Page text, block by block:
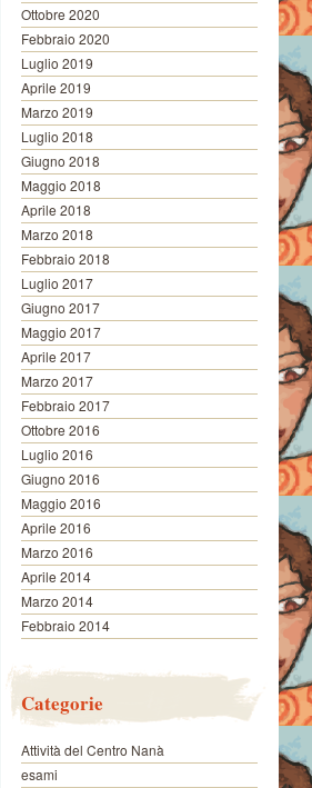
Ottobre 2020
Febbraio 2020
Luglio 2019
Aprile 2019
Marzo 2019
Luglio 2018
Giugno 2018
Maggio 2018
Aprile 2018
Marzo 2018
Febbraio 2018
Luglio 2017
Giugno 2017
Maggio 2017
Aprile 2017
Marzo 2017
Febbraio 2017
Ottobre 2016
Luglio 2016
Giugno 2016
Maggio 2016
Aprile 2016
Marzo 2016
Aprile 2014
Marzo 2014
Febbraio 2014
Categorie
Attività del Centro Nanà
esami